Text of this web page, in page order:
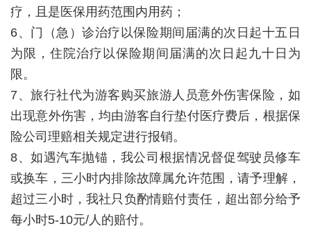
疗，且是医保用药范围内用药；
6、门（急）诊治疗以保险期间届满的次日起十五日
为限，住院治疗以保险期间届满的次日起九十日为
限。
7、旅行社代为游客购买旅游人员意外伤害保险，如
出现意外伤害，均由游客自行垫付医疗费后，根据保
险公司理赔相关规定进行报销。
8、如遇汽车抛锚，我公司根据情况督促驾驶员修车
或换车，三小时内排除故障属允许范围，请予理解，
超过三小时，我社只负酌情赔付责任，超出部分给予
每小时5-10元/人的赔付。